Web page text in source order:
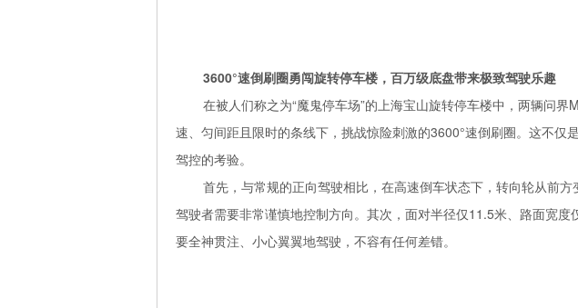
3600°速倒刷圈勇闯旋转停车楼，百万级底盘带来极致驾驶乐趣
在被人们称之为“魔鬼停车场”的上海宝山旋转停车楼中，两辆问
速、匀间距且限时的条线下，挑战惊险刺激的3600°速倒刷圈。这不仅
驾控的考验。
首先，与常规的正向驾驶相比，在高速倒车状态下，转向轮从前
驾驶者需要非常谨慎地控制方向。其次，面对半径仅11.5米、路面宽
要全神贯注、小心翼翼地驾驶，不容有任何差错。